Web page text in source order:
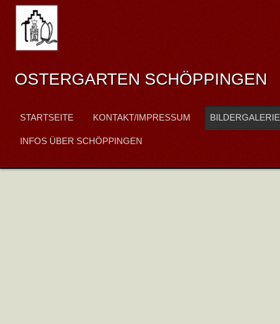
OSTERGARTEN SCHÖPPINGEN
STARTSEITE KONTAKT/IMPRESSUM BILDERGALERIE
INFOS ÜBER SCHÖPPINGEN